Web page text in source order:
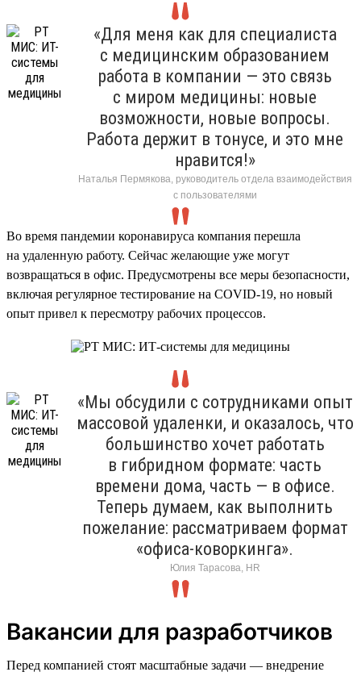
«Для меня как для специалиста
с медицинским образованием
работа в компании — это связь
с миром медицины: новые
возможности, новые вопросы.
Работа держит в тонусе, и это мне
нравится!»
Наталья Пермякова, руководитель отдела взаимодействия
с пользователями
Во время пандемии коронавируса компания перешла
на удаленную работу. Сейчас желающие уже могут
возвращаться в офис. Предусмотрены все меры безопасности,
включая регулярное тестирование на COVID-19, но новый
опыт привел к пересмотру рабочих процессов.
«Мы обсудили с сотрудниками опыт
массовой удаленки, и оказалось, что
большинство хочет работать
в гибридном формате: часть
времени дома, часть — в офисе.
Теперь думаем, как выполнить
пожелание: рассматриваем формат
«офиса-коворкинга».
Юлия Тарасова, HR
Вакансии для разработчиков
Перед компанией стоят масштабные задачи — внедрение